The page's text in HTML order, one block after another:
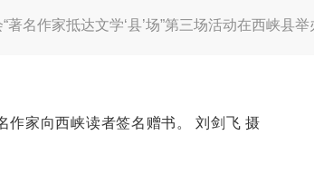
名作家抵达文学‘县’场”第三场活动在西峡县举
作家向西峡读者签名赠书。 刘剑飞 摄